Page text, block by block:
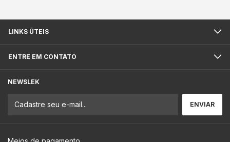
LINKS ÚTEIS
ENTRE EM CONTATO
NEWSLEK